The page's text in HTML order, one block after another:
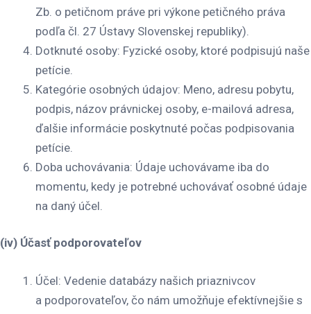
Zb. o petičnom práve pri výkone petičného práva
podľa čl. 27 Ústavy Slovenskej republiky).
Dotknuté osoby: Fyzické osoby, ktoré podpisujú naše
petície.
Kategórie osobných údajov: Meno, adresu pobytu,
podpis, názov právnickej osoby, e-mailová adresa,
ďalšie informácie poskytnuté počas podpisovania
petície.
Doba uchovávania: Údaje uchovávame iba do
momentu, kedy je potrebné uchovávať osobné údaje
na daný účel.
(iv) Účasť podporovateľov
Účel: Vedenie databázy našich priaznivcov
a podporovateľov, čo nám umožňuje efektívnejšie s